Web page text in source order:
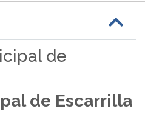
de
de Escarrilla